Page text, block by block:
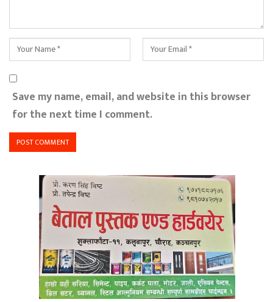
Save my name, email, and website in this browser
for the next time I comment.